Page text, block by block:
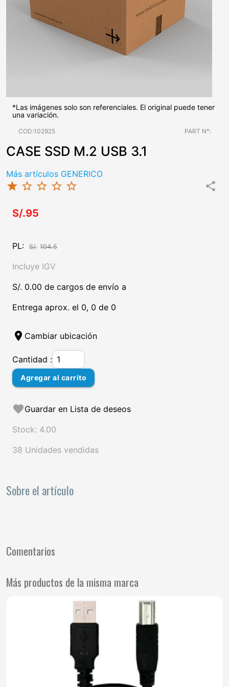
*Las imágenes solo son referenciales. El original puede tener
una variación.
COD:102925 PART N°:
CASE SSD M.2 USB 3.1
Más artículos GENERICO
star star_border star_border star_border star_border share
S/.95
PL: S/. 104.5
Incluye IGV
S/. 0.00 de cargos de envío a
Entrega aprox. el 0, 0 de 0
location_on Cambiar ubicación
Cantidad :
Agregar al carrito
favoriteGuardar en Lista de deseos
Stock: 4.00
38 Unidades vendidas
Sobre el artículo
Comentarios
Más productos de la misma marca